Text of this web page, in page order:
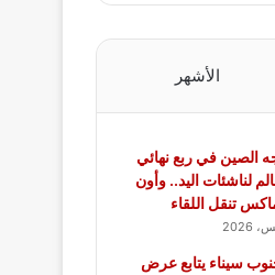
الأشهر
الصين في ربع نهائي
لناشئات اليد.. وأون
تنقل اللقاء
سيناء يتابع عرض